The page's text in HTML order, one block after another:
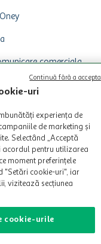
comerciala
uri
experiența de
de marketing și
Selectând „Acceptă
acordul pentru utilizarea
moment preferințele
"Setări cookie-uri", iar
vizitează secțiunea
cookie-urile
Continuă fără a accepta